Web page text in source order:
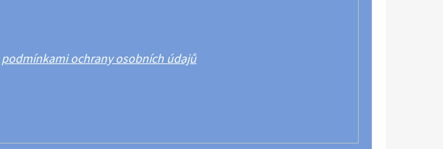
podmínkami ochrany osobních údajů